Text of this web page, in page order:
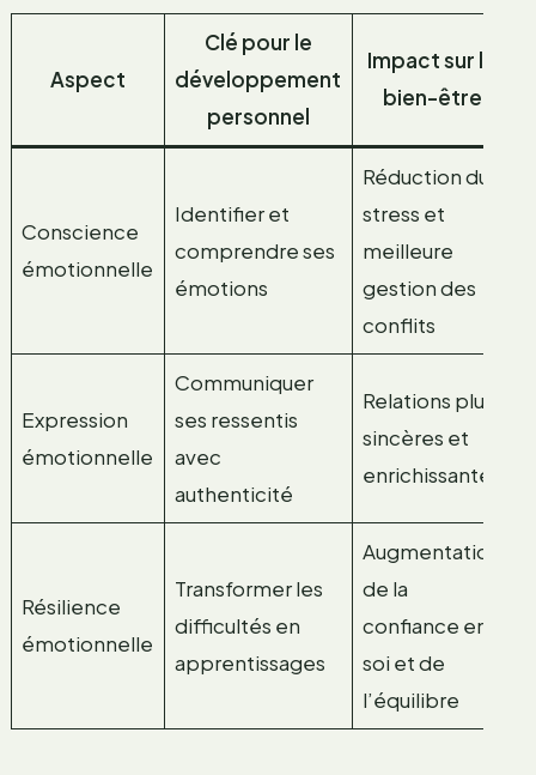
Aspect
Clé pour le
développement
personnel
Impact sur le
bien-être
Conscience
émotionnelle
Identifier et
comprendre ses
émotions
Réduction du
stress et
meilleure
gestion des
conflits
Expression
émotionnelle
Communiquer
ses ressentis
avec
authenticité
Relations plus
sincères et
enrichissantes
Résilience
émotionnelle
Transformer les
difficultés en
apprentissages
Augmentation
de la
confiance en
soi et de
l’équilibre